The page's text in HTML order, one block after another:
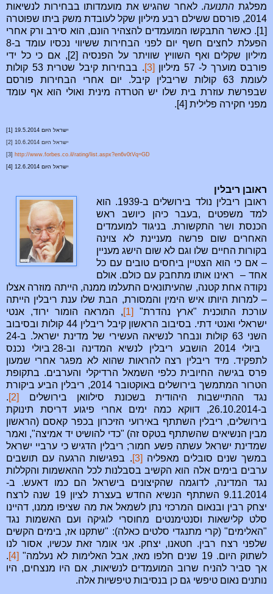
מפלגת התנועה. לאחר שהגיש את מועמדותו בבחירות לנשיאות
2014, פורסם ששילם רבע מיליון שקל לעובדת משק ביתו שפוטרה
[1]. כאשר התבקשו המועמדים להצהיר הונם, הוא סירב ורק אחרי
הפעלת לחצים חשף יום לפני הבחירות ששיווי נכסיו עומד ב-8
מיליון שקלים ואף השוויץ שוויתר על הפנסיה [2], אם כי כל ידי
פורבס מוערך ל- 57 מיליון
[3]
. בבחירות קיבל שטרית 53 קולות
לעומת 63 קולות שריבלין קיבל. יום אחרי הבחירות פורסם
שבפרשת עוזרת בית שלו יש הטרדה מינית ואולי הוא אף עומד
מפני חקירה פלילית [4].
[1]
ישראל היום 19.5.2014
[2]
ישראל היום 10.6.2014
[3] http://www.forbes.co.il/rating/list.aspx?en6v0tVq=GD
[4]
ישראל היום 12.6.2014
ראובן ריבלין
ראובן ריבלין נולד בירושלים ב-1939. הוא
למד משפטים ,בעבר כיהן כיושב ראש
הכנסת ושר התקשורת. בניגוד למועמדים
האחרים שום פרשה מעניינת לא צוינה
בקורות החיים שלו וגם לא שום הישג מעניין
– אם כי הוא הצטיין ביחסים טובים עם כל
אחד – ראינו אותו מתחבק עם כולם. אולם
נקודה אחת קטנה, שהעיתונאים התעלמו ממנה, הייתה מוזרה אצלו
– למרות היותו איש הימין והמסורת, הבת שלו ענת ריבלין הייתה
עורכת התוכנית "ארץ נהדרת"
[1]
, המראה הומור ירוד, אנטי
ישראלי ואנטי דתי. בסיבוב הראשון קיבל ריבלין 44 קולות ובסיבוב
השני 63 קולות ונבחר לנשיאה העשירי של מדינת ישראל. ב-24
ביולי 2014 הושבע ריבלין לנשיא המדינה וב-28 ביולי נכנס
לתפקיד. מיד ריבלין רצה להראות שהוא לא מפגר אחרי שמעון
פרס בגישה החיובית כלפי השמאל הרדיקלי והערבים. בתקופת
הטרור המתמשך בירושלים באוקטובר 2014, ריבלין הביע ביקורת
נגד ההתיישבות היהודית בשכונת סילוואן בירושלים
[2]
.
ב-26.10.2014, דווקא כמה ימים אחרי פיגוע דריסת תינוקת
בירושלים, ריבלין השתתף באירועי הזיכרון בכפר קאסם (הראשון
מבין הנשיאים שהשתתף בטקס זה) "כדי להושיט יד אמיצה", ואמר
שמדינת ישראל עשתה פשע חמור; ריבלין הדגיש כי ערביי ישראל
במשך שנים סובלים מאפליה [3]
. בפגישות הרגעה עם תושבים
ערבים בימים אלה הוא הקשיב בסבלנות לכל ההאשמות והקללות
נגד המדינה, לדוגמה שהקיצונים בישראל הם כמו דאעש. ב-
9.11.2014 השתתף הנשיא החדש בעצרת לציון 19 שנה לרצח
יצחק רבין ובנאום המרכזי נתן לשמאל את מה שציפו ממנו, דהיינו
סלט קלישאות וסנטימנטים מחוסרי לוגיקה ועם האשמות נגד
"האלימים" (קרי מתנגדי סלטים כאלה): "שתקנו אז, בימים הקשים
שלפני רצח רבין. חטאנו, יצחק. אני אומר זאת עכשיו, אסור לנו
לשתוק היום. 19 שנים חלפו מאז, אבל האלימות לא נעלמה"
[4]
.
אך סביר להניח שרוב המועמדים לנשיאות, אם היו מנצחים, היו
נותנים נאום טיפשי גם כן בנסיבות טיפשיות אלה.